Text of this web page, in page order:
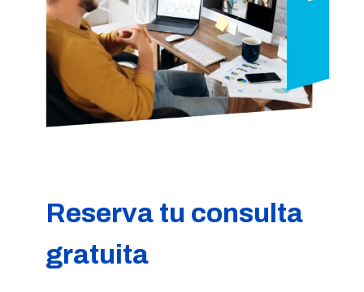
Reserva tu consulta
gratuita